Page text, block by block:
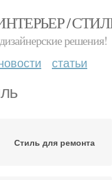
/
решения!
статьи
Стиль для ремонта